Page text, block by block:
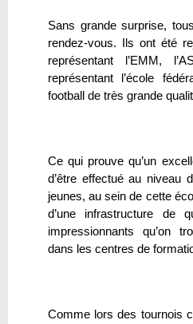
Sans grande surprise,
rendez-vous. Ils ont été
représentant l’EMM,
représentant l’école
football de très grande
Ce qui prouve qu’un
d’être effectué au niveau
jeunes, au sein de cette
d’une infrastructure de
impressionnants qu’on
dans les centres de
Comme lors des tournois